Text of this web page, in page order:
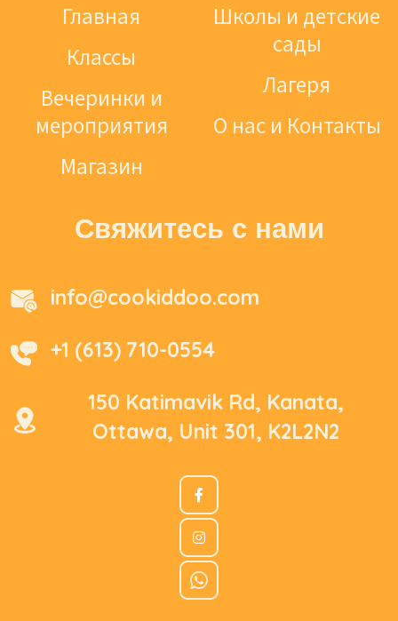
Главная
Классы
Вечеринки и
мероприятия
Магазин
Школы и детские
сады
Лагеря
О нас и Контакты
Свяжитесь с нами
info@cookiddoo.com
+1 (613) 710-0554
150 Katimavik Rd, Kanata,
Ottawa, Unit 301, K2L2N2